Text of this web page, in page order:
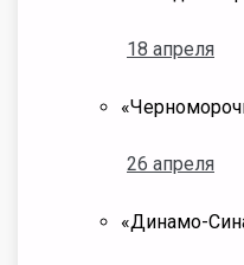
18 апреля
26 апреля
«Динамо-